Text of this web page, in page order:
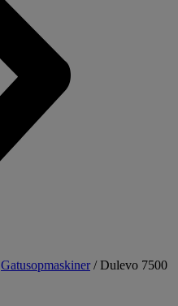
Gatusopmaskiner/ Dulevo 7500